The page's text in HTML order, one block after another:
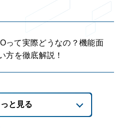
って実際どうなの？機能面
方を徹底解説！
っと見る